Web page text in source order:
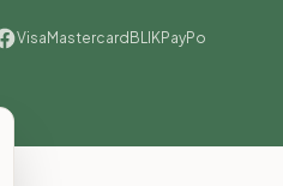
Visa Mastercard BLIKPayPo